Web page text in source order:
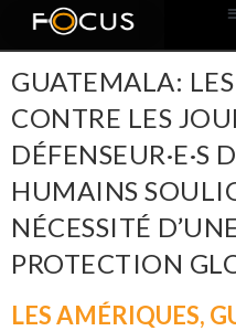
GUATEMALA:
CONTRE LES
DÉFENSEUR·E·S
HUMAINS
NÉCESSITÉ
PROTECTION
LES AMÉRIQUES,